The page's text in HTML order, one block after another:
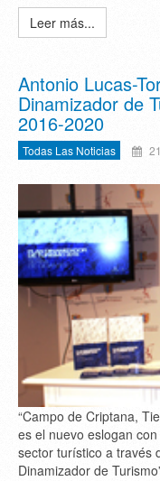
Leer más...
Antonio Lucas-
Dinamizador de
2016-2020
Todas Las Noticias
“Campo de Criptana,
es el nuevo eslogan
sector turístico a través
Dinamizador de